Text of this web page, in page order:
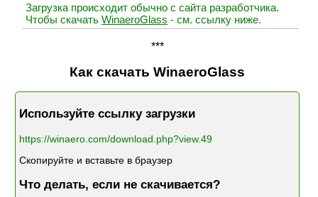
Загрузка происходит обычно с сайта разработчика.
Чтобы скачать WinaeroGlass - см. ссылку ниже.
***
Как скачать WinaeroGlass
Используйте ссылку загрузки
https://winaero.com/download.php?view.49
Скопируйте и вставьте в браузер
Что делать, если не скачивается?